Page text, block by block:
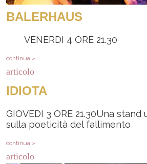
BALERHAUS
VENERDI 4 ORE 21.30
continua »
articolo
IDIOTA
GIOVEDI 3 ORE 21.30Una
sulla poeticità del fallimento
continua »
articolo